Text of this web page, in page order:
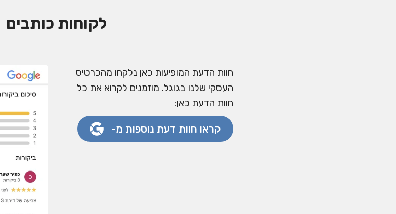
לקוחות כותבים
חוות הדעת המופיעות כאן נלקחו מהכרטיס
העסקי שלנו בגוגל. מוזמנים לקרוא את כל
חוות הדעת כאן:
קראו חוות דעת נוספות מ-